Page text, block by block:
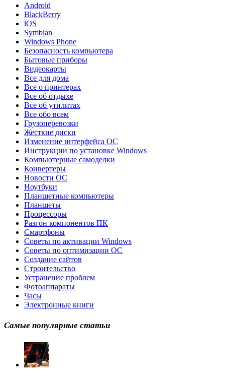
Android
BlackBerry
iOS
Symbian
Windows Phone
Безопасность компьютера
Бытовые приборы
Видеокарты
Все для дома
Все о принтерах
Все об отдыхе
Все об утилитах
Все обо всем
Грузоперевозки
Жесткие диски
Изменение интерфейса ОС
Инструкции по установке Windows
Компьютерные самоделки
Конвертеры
Новости ОС
Ноутбуки
Планшетные компьютеры
Планшеты
Процессоры
Разгон компонентов ПК
Смартфоны
Советы по активации Windows
Советы по оптимизации ОС
Создание сайтов
Строительство
Устранение проблем
Фотоаппараты
Часы
Электронные книги
Самые популярные статьи